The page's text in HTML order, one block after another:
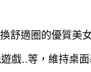
舒適圈的優質美
戲..等，維持桌面